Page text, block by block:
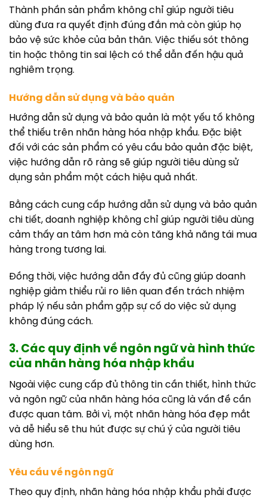
Thành phần sản phẩm không chỉ giúp người tiêu
dùng đưa ra quyết định đúng đắn mà còn giúp họ
bảo vệ sức khỏe của bản thân. Việc thiếu sót thông
tin hoặc thông tin sai lệch có thể dẫn đến hậu quả
nghiêm trọng.
Hướng dẫn sử dụng và bảo quản
Hướng dẫn sử dụng và bảo quản là một yếu tố không
thể thiếu trên nhãn hàng hóa nhập khẩu. Đặc biệt
đối với các sản phẩm có yêu cầu bảo quản đặc biệt,
việc hướng dẫn rõ ràng sẽ giúp người tiêu dùng sử
dụng sản phẩm một cách hiệu quả nhất.
Bằng cách cung cấp hướng dẫn sử dụng và bảo quản
chi tiết, doanh nghiệp không chỉ giúp người tiêu dùng
cảm thấy an tâm hơn mà còn tăng khả năng tái mua
hàng trong tương lai.
Đồng thời, việc hướng dẫn đầy đủ cũng giúp doanh
nghiệp giảm thiểu rủi ro liên quan đến trách nhiệm
pháp lý nếu sản phẩm gặp sự cố do việc sử dụng
không đúng cách.
3. Các quy định về ngôn ngữ và hình thức
của nhãn hàng hóa nhập khẩu
Ngoài việc cung cấp đủ thông tin cần thiết, hình thức
và ngôn ngữ của nhãn hàng hóa cũng là vấn đề cần
được quan tâm. Bởi vì, một nhãn hàng hóa đẹp mắt
và dễ hiểu sẽ thu hút được sự chú ý của người tiêu
dùng hơn.
Yêu cầu về ngôn ngữ
Theo quy định, nhãn hàng hóa nhập khẩu phải được